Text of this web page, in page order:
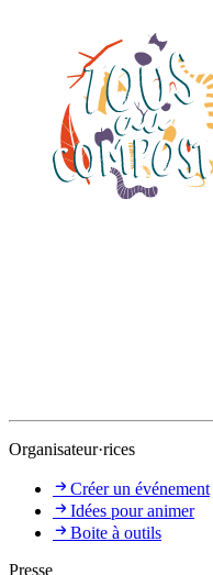
Organisateur·rices
Créer un événement
Idées pour animer
Boite à outils
Presse